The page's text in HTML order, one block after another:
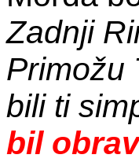
Zadnji
Primožu
bili ti
bil